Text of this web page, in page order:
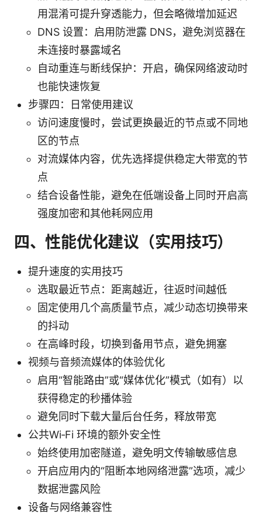
用混淆可提升穿透能力，但会略微增加延迟
DNS 设置：启用防泄露 DNS，避免浏览器在
未连接时暴露域名
自动重连与断线保护：开启，确保网络波动时
也能快速恢复
步骤四：日常使用建议
访问速度慢时，尝试更换最近的节点或不同地
区的节点
对流媒体内容，优先选择提供稳定大带宽的节
点
结合设备性能，避免在低端设备上同时开启高
强度加密和其他耗网应用
四、性能优化建议（实用技巧）
提升速度的实用技巧
选取最近节点：距离越近，往返时间越低
固定使用几个高质量节点，减少动态切换带来
的抖动
在高峰时段，切换到备用节点，避免拥塞
视频与音频流媒体的体验优化
启用“智能路由”或“媒体优化”模式（如有）以
获得稳定的秒播体验
避免同时下载大量后台任务，释放带宽
公共Wi‑Fi 环境的额外安全性
始终使用加密隧道，避免明文传输敏感信息
开启应用内的“阻断本地网络泄露”选项，减少
数据泄露风险
设备与网络兼容性